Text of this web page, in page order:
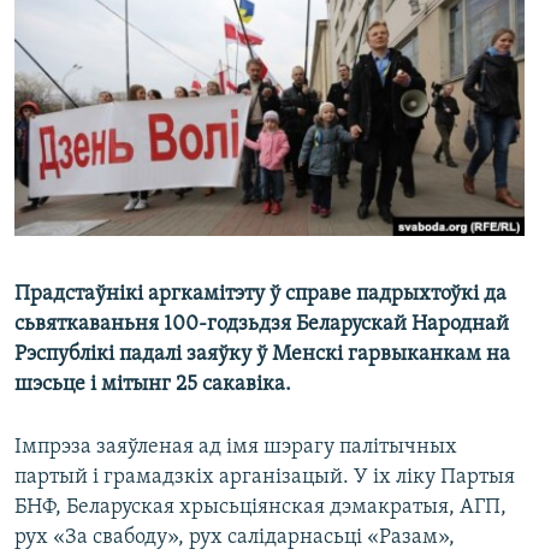
КУЛЬТУРА
НА ХВАЛЯХ СВАБОДЫ
Прадстаўнікі аргкамітэту ў справе падрыхтоўкі да
сьвяткаваньня 100-годзьдзя Беларускай Народнай
Рэспублікі падалі заяўку ў Менскі гарвыканкам на
шэсьце і мітынг 25 сакавіка.
Імпрэза заяўленая ад імя шэрагу палітычных
партый і грамадзкіх арганізацый. У іх ліку Партыя
БНФ, Беларуская хрысьціянская дэмакратыя, АГП,
рух «За свабоду», рух салідарнасьці «Разам»,